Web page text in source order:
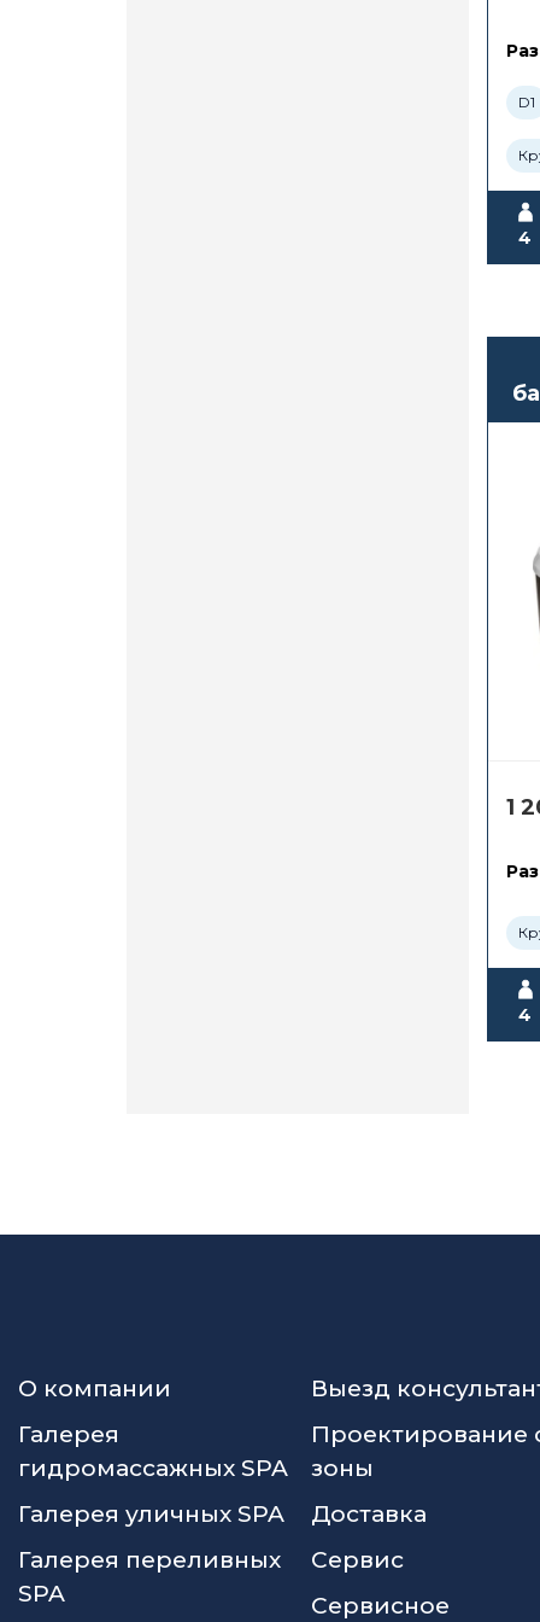
D1
4
1
4
О компании
Галерея
гидромассажных SPA
Галерея уличных SPA
Галерея переливных
SPA
Выезд
Проектирование
зоны
Доставка
Сервис
Сервисное